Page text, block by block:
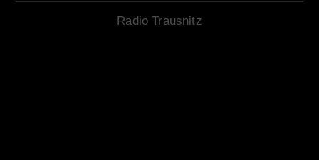
Radio Trausnitz